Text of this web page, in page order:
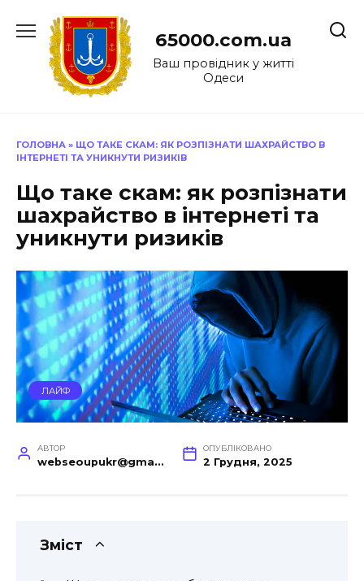
до
65000.com.ua
Ваш провідник у житті
Одеси
ГОЛОВНА » ЩО ТАКЕ СКАМ: ЯК РОЗПІЗНАТИ ШАХРАЙСТВО В
ІНТЕРНЕТІ ТА УНИКНУТИ РИЗИКІВ
Що таке скам: як розпізнати
шахрайство в інтернеті та
уникнути ризиків
ЛАЙФ
АВТОР
webseoupukr@gmail.com
ОПУБЛІКОВАНО
2 Грудня, 2025
Зміст